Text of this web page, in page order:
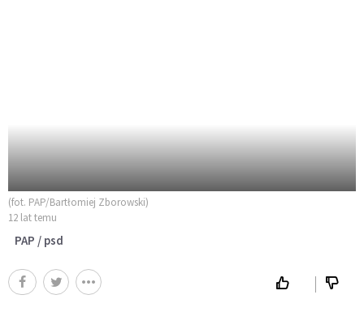
(fot. PAP/Bartłomiej Zborowski)
12 lat temu
PAP / psd